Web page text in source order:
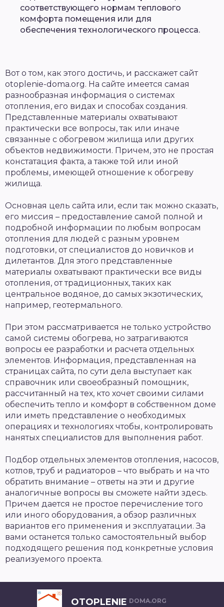
соответствующего нормам теплового
комфорта помещения или для
обеспечения технологического процесса.
Вот о том, как этого достичь, и расскажет сайт
otoplenie-doma.org. На сайте имеется самая
разнообразная информация о системах
отопления, его видах и способах создания.
Представленные материалы охватывают
практически все вопросы, так или иначе
связанные с обогревом жилища или других
объектов недвижимости. Причем, это не простая
констатация факта, а также той или иной
проблемы, имеющей отношение к обогреву
жилища.
Основная цель сайта или, если так можно сказать,
его миссия – предоставление самой полной и
подробной информации по любым вопросам
отопления для людей с разным уровнем
подготовки, от специалистов до новичков и
дилетантов. Для этого представленные
материалы охватывают практически все виды
отопления, от традиционных, таких как
центральное водяное, до самых экзотических,
например, геотермального.
При этом рассматривается не только устройство
самой системы обогрева, но затрагиваются
вопросы ее разработки и расчета отдельных
элементов. Информация, представленная на
страницах сайта, по сути дела выступает как
справочник или своеобразный помощник,
рассчитанный на тех, кто хочет своими силами
обеспечить тепло и комфорт в собственном доме
или иметь представление о необходимых
операциях и технологиях чтобы, контролировать
нанятых специалистов для выполнения работ.
Подбор отдельных элементов отопления, насосов,
котлов, труб и радиаторов – что выбрать и на что
обратить внимание – ответы на эти и другие
аналогичные вопросы вы сможете найти здесь.
Причем дается не простое перечисление того
или иного оборудования, а обзор различных
вариантов его применения и эксплуатации. За
вами останется только самостоятельный выбор
подходящего решения под конкретные условия
реализуемого проекта.
OTOPLENIE DOMA.ORG